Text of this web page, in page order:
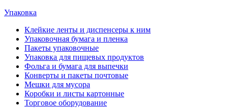
Упаковка
Клейкие ленты и диспенсеры к ним
Упаковочная бумага и пленка
Пакеты упаковочные
Упаковка для пищевых продуктов
Фольга и бумага для выпечки
Конверты и пакеты почтовые
Мешки для мусора
Коробки и листы картонные
Торговое оборудование